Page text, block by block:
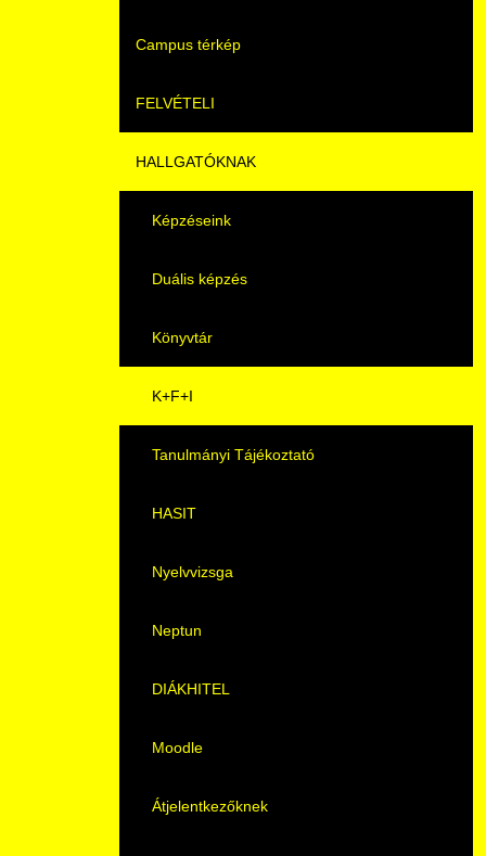
Videók
Álláshirdetések
Campus térkép
FELVÉTELI
Pontozási rendszer szabályai
Felvetteknek
Képzéseink
Duális képzés
Átjelentkezés
Gyakori Kérdések
Pályaorientációs tanácsadás
MTMI Szakok
Sportolóként egyetemista
HALLGATÓKNAK
Képzéseink
Duális képzés
Könyvtár
K+F+I
Tanulmányi Tájékoztató
HASIT
Nyelvvizsga
Neptun
DIÁKHITEL
Moodle
Átjelentkezőknek